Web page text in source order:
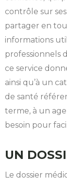
contrôle sur
partager en
informations
professionnels
ce service
ainsi qu’à un
de santé
terme, à un
besoin pour
UN
Le dossier